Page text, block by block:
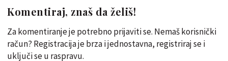
Komentiraj, znaš da želiš!
Za komentiranje je potrebno prijaviti se. Nemaš korisnički
račun? Registracija je brza i jednostavna, registriraj se i
uključi se u raspravu.